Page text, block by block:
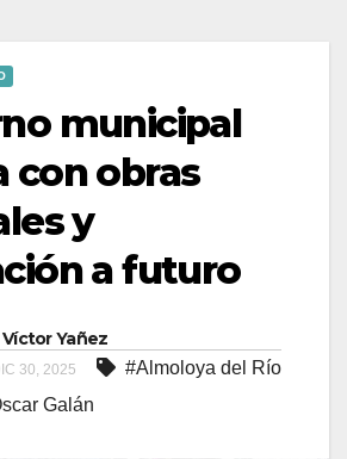
municipal
con obras
y
a futuro
Víctor Yañez
30, 2025
#Almoloya del Río
Galán